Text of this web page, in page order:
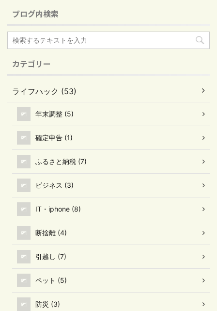
ブログ内検索
カテゴリー
ライフハック (53)
年末調整 (5)
確定申告 (1)
ふるさと納税 (7)
ビジネス (3)
IT・iphone (8)
断捨離 (4)
引越し (7)
ペット (5)
防災 (3)